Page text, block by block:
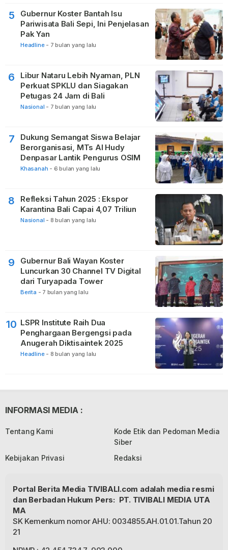
5
Gubernur Koster Bantah Isu
Pariwisata Bali Sepi, Ini Penjelasan
Pak Yan
Headline - 7 bulan yang lalu
6
Libur Nataru Lebih Nyaman, PLN
Perkuat SPKLU dan Siagakan
Petugas 24 Jam di Bali
Nasional - 7 bulan yang lalu
7
Dukung Semangat Siswa Belajar
Berorganisasi, MTs Al Hudy
Denpasar Lantik Pengurus OSIM
Khasanah - 6 bulan yang lalu
8
Refleksi Tahun 2025 : Ekspor
Karantina Bali Capai 4,07 Triliun
Nasional - 8 bulan yang lalu
9
Gubernur Bali Wayan Koster
Luncurkan 30 Channel TV Digital
dari Turyapada Tower
Berita - 7 bulan yang lalu
10 LSPR Institute Raih Dua
Penghargaan Bergengsi pada
Anugerah Diktisaintek 2025
Headline - 8 bulan yang lalu
INFORMASI MEDIA :
Tentang Kami
Kode Etik dan Pedoman Media
Siber
Kebijakan Privasi
Redaksi
Portal Berita Media TIVIBALI.com adalah media resmi
dan Berbadan Hukum Pers: PT. TIVIBALI MEDIA UTA
MA
SK Kemenkum nomor AHU: 0034855.AH.01.01.Tahun 20
21